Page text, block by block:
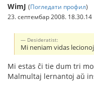
WimJ (Погледати профил)
23. септембар 2008. 18.30.14
Desideratist:
Mi neniam vidas
Mi estas ĉi tie dum tri
Malmultaj lernantoj aŭ